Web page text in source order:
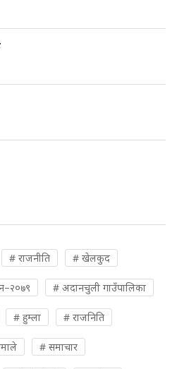
# राजनीति # खेलकुद
# अदानचुली गाउँपालिका
# हुम्ला # राजनिति
# समाचार